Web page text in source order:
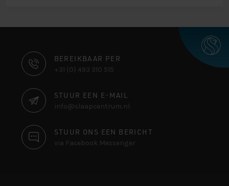
CONTACT
INFORMATIE
BEREIKBAAR PER
+31 (0) 493 310 515
STUUR EEN E-MAIL
info@slaapcentrum.nl
STUUR ONS EEN BERICHT
via Facebook Messenger